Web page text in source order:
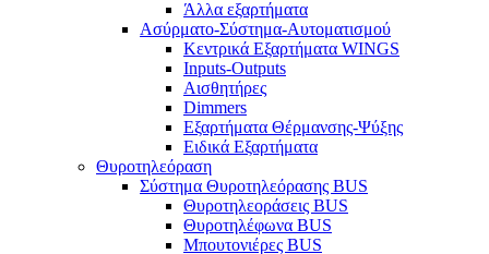
Άλλα εξαρτήματα
Ασύρματο-Σύστημα-Αυτοματισμού
Κεντρικά Εξαρτήματα WINGS
Inputs-Outputs
Αισθητήρες
Dimmers
Εξαρτήματα Θέρμανσης-Ψύξης
Ειδικά Εξαρτήματα
Θυροτηλεόραση
Σύστημα Θυροτηλεόρασης BUS
Θυροτηλεοράσεις BUS
Θυροτηλέφωνα BUS
Μπουτονιέρες BUS